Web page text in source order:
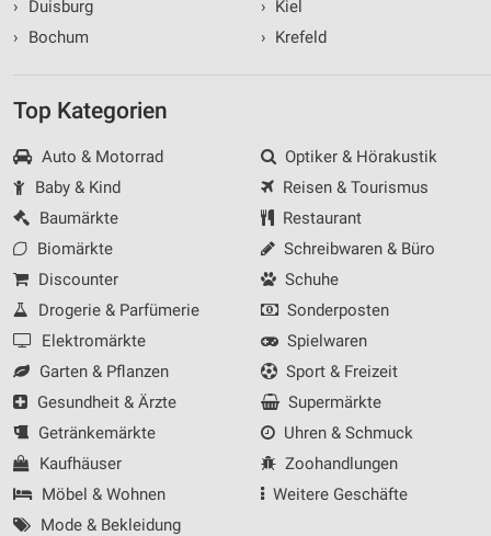
›
Duisburg
›
Bochum
› Kiel
› Krefeld
Top Kategorien
Auto & Motorrad
Baby & Kind
Baumärkte
Biomärkte
Discounter
Drogerie & Parfümerie
Elektromärkte
Garten & Pflanzen
Gesundheit & Ärzte
Getränkemärkte
Kaufhäuser
Möbel & Wohnen
Mode & Bekleidung
Optiker & Hörakustik
Reisen & Tourismus
Restaurant
Schreibwaren & Büro
Schuhe
Sonderposten
Spielwaren
Sport & Freizeit
Supermärkte
Uhren & Schmuck
Zoohandlungen
Weitere Geschäfte